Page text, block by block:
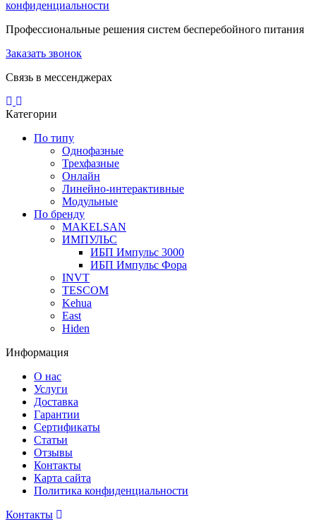
конфиденциальности
Профессиональные решения систем бесперебойного питания
Заказать звонок
Связь в мессенджерах
Категории
По типу
Однофазные
Трехфазные
Онлайн
Линейно-интерактивные
Модульные
По бренду
MAKELSAN
ИМПУЛЬС
ИБП Импульс 3000
ИБП Импульс Фора
INVT
TESCOM
Kehua
East
Hiden
Информация
О нас
Услуги
Доставка
Гарантии
Сертификаты
Статьи
Отзывы
Контакты
Карта сайта
Политика конфиденциальности
Контакты